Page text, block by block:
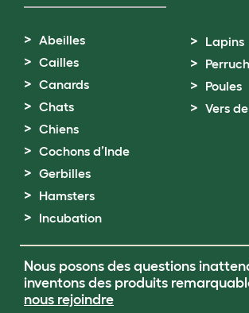
Abeilles
Cailles
Canards
Chats
Chiens
Cochons d’Inde
Gerbilles
Hamsters
Incubation
Lapins
Poules
Vers
Nous posons des questions
inventons des produits
nous rejoindre